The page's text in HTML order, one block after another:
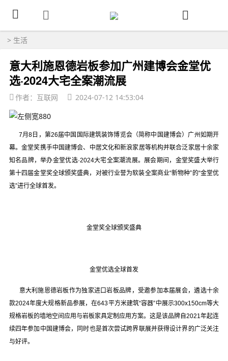
> 生活
意大利施恩德岩板参加广州建博会金堂优
选·2024大宅全案潮流展
作者：互联网 2024-07-12 14:53:04
7月8日，第26届中国国际建筑装饰博览会（简称中国建博会）广州如期开
幕。金堂奖携手中国建博会、中居文化和新浪家居等机构并联合泛家居十余家
知名品牌，举办金堂优选·2024大宅全案潮流展。展会期间，金堂奖盛大举行
第十四届金堂奖全球颁奖盛典，对被行业誉为软装全案商业“新物种”的“金堂优
选”进行全球首发。
金堂奖全球颁奖盛典
金堂优选全球首发
意大利施恩德岩板作为独家进口岩板品牌，受邀参加本届展会，遴选十余
款2024年度大规格新品参展，在643平方米建筑“容器”中展示300x150cm等大
规格岩板的墙地空间应用与岩板家具定制应用方案。这是该品牌自2021年起连
续四年参加中国建博会，同时也是首次尝试跨界联展并获得设计界的广泛关注
与好评。